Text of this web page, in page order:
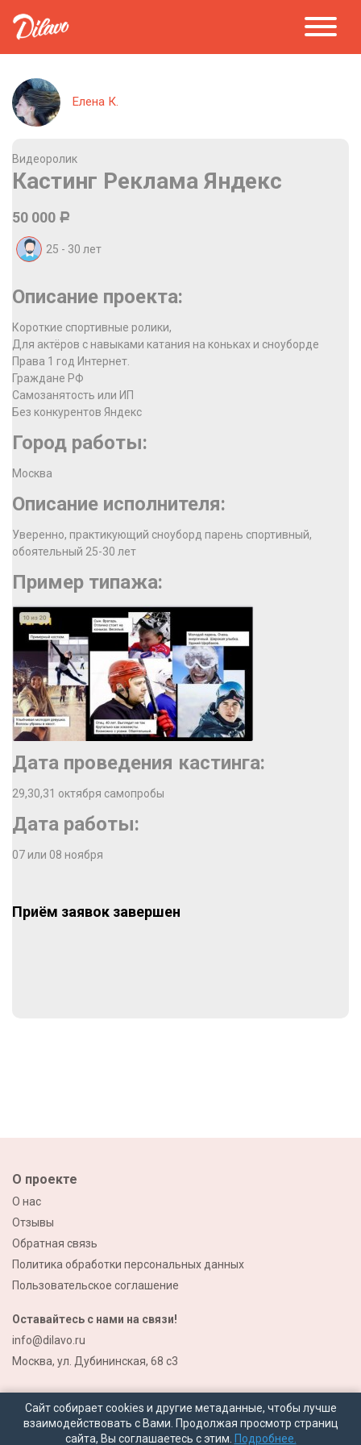
Елена К.
Видеоролик
Кастинг Реклама Яндекс
50 000 Р
25 - 30 лет
Описание проекта:
Короткие спортивные ролики,
Для актёров с навыками катания на коньках и сноуборде
Права 1 год Интернет.
Граждане РФ
Самозанятость или ИП
Без конкурентов Яндекс
Город работы:
Москва
Описание исполнителя:
Уверенно, практикующий сноуборд парень спортивный,
обоятельный 25-30 лет
Пример типажа:
Дата проведения кастинга:
29,30,31 октября самопробы
Дата работы:
07 или 08 ноября
Приём заявок завершен
О проекте
О нас
Отзывы
Обратная связь
Политика обработки персональных данных
Пользовательское соглашение
Оставайтесь с нами на связи!
info@dilavo.ru
Москва, ул. Дубининская, 68 с3
Сайт собирает cookies и другие метаданные, чтобы лучше
взаимодействовать с Вами. Продолжая просмотр страниц
сайта, Вы соглашаетесь с этим. Подробнее.